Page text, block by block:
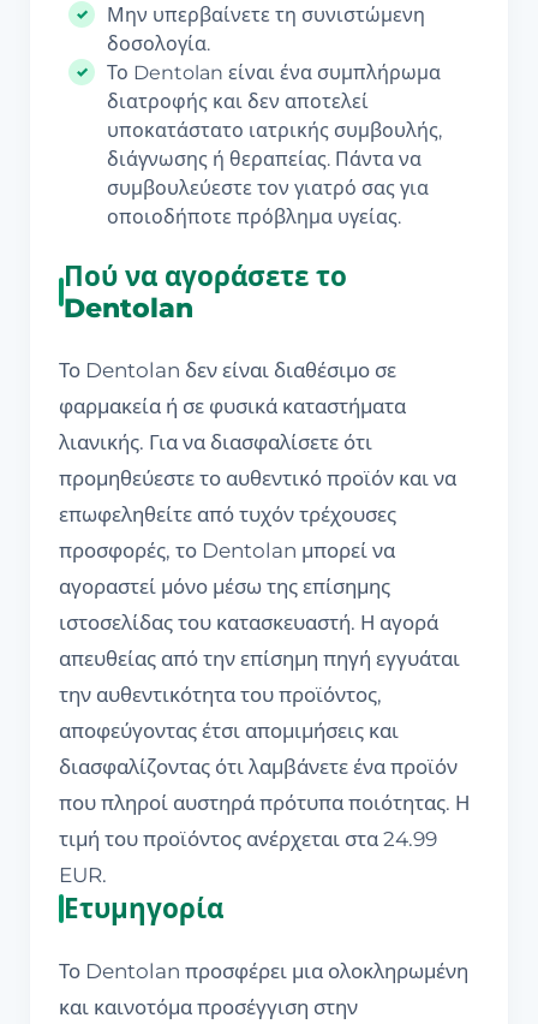
Μην υπερβαίνετε τη συνιστώμενη
δοσολογία.
Το Dentolan είναι ένα συμπλήρωμα
διατροφής και δεν αποτελεί
υποκατάστατο ιατρικής συμβουλής,
διάγνωσης ή θεραπείας. Πάντα να
συμβουλεύεστε τον γιατρό σας για
οποιοδήποτε πρόβλημα υγείας.
Πού να αγοράσετε το
Dentolan
Το Dentolan δεν είναι διαθέσιμο σε
φαρμακεία ή σε φυσικά καταστήματα
λιανικής. Για να διασφαλίσετε ότι
προμηθεύεστε το αυθεντικό προϊόν και να
επωφεληθείτε από τυχόν τρέχουσες
προσφορές, το Dentolan μπορεί να
αγοραστεί μόνο μέσω της επίσημης
ιστοσελίδας του κατασκευαστή. Η αγορά
απευθείας από την επίσημη πηγή εγγυάται
την αυθεντικότητα του προϊόντος,
αποφεύγοντας έτσι απομιμήσεις και
διασφαλίζοντας ότι λαμβάνετε ένα προϊόν
που πληροί αυστηρά πρότυπα ποιότητας. Η
τιμή του προϊόντος ανέρχεται στα 24.99
EUR.
Ετυμηγορία
Το Dentolan προσφέρει μια ολοκληρωμένη
και καινοτόμα προσέγγιση στην